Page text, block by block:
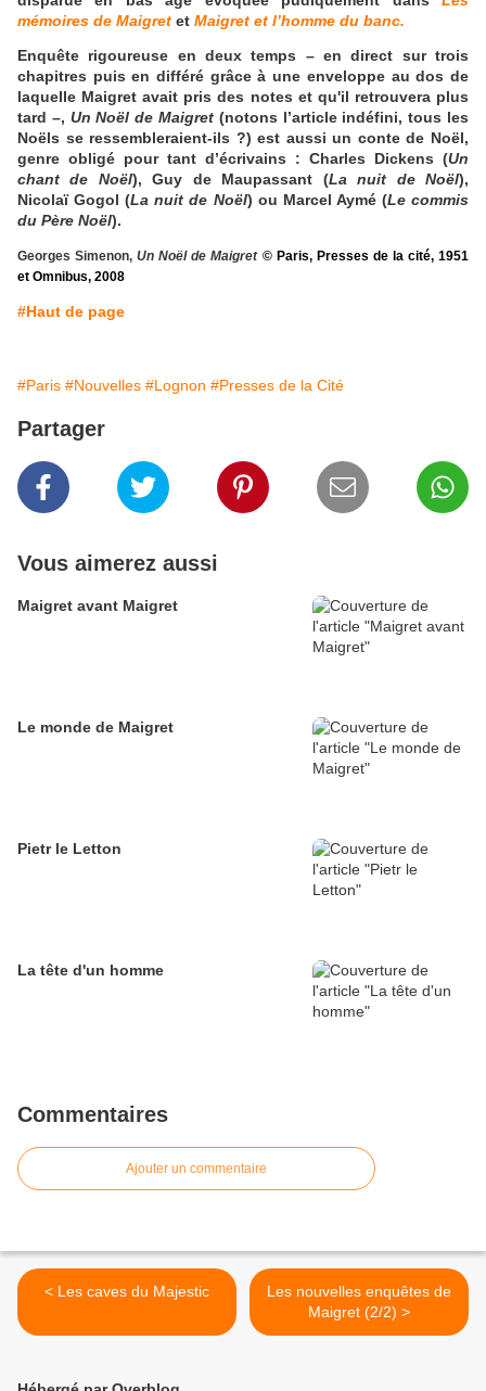
mémoires de Maigret et Maigret et l’homme du banc.
Enquête rigoureuse en deux temps – en direct sur trois
chapitres puis en différé grâce à une enveloppe au dos de
laquelle Maigret avait pris des notes et qu'il retrouvera plus
tard –, Un Noël de Maigret (notons l’article indéfini, tous les
Noëls se ressembleraient-ils ?) est aussi un conte de Noël,
genre obligé pour tant d’écrivains : Charles Dickens (Un
chant de Noël), Guy de Maupassant (La nuit de Noël),
Nicolaï Gogol (La nuit de Noël) ou Marcel Aymé (Le commis
du Père Noël).
Georges Simenon,Un Noël de Maigret © Paris, Presses de la cité, 1951
et Omnibus, 2008
#Haut de page
#Paris #Nouvelles #Lognon #Presses de la Cité
Partager
Vous aimerez aussi
Maigret avant Maigret
Le monde de Maigret
Pietr le Letton
La tête d'un homme
Commentaires
Ajouter un commentaire
< Les caves du Majestic
Les nouvelles enquêtes de
Maigret (2/2) >